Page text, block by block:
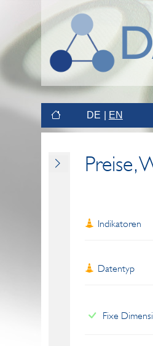
DE EN
Preise,
Indikatoren
Datentyp
Fixe